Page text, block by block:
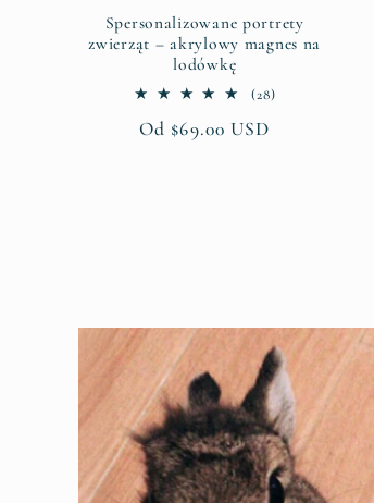
Spersonalizowane portrety
zwierząt – akrylowy magnes na
lodówkę
(28)28
Cena
Od $69.00 USD